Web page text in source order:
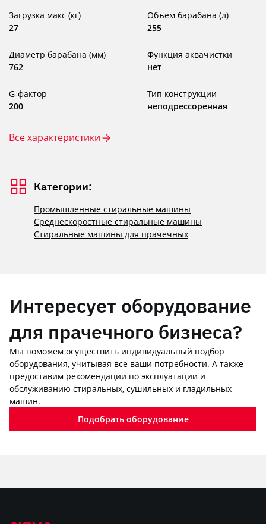
Загрузка макс (кг)
27
Объем барабана (л)
255
Диаметр барабана (мм)
762
Функция аквачистки
нет
G-фактор
200
Тип конструкции
неподрессоренная
Все характеристики
Категории:
Промышленные стиральные машины
Среднескоростные стиральные машины
Стиральные машины для прачечных
Интересует оборудование
для прачечного бизнеса?
Мы поможем осуществить индивидуальный подбор
оборудования, учитывая все ваши потребности. А также
предоставим рекомендации по эксплуатации и
обслуживанию стиральных, сушильных и гладильных
машин.
Подобрать оборудование